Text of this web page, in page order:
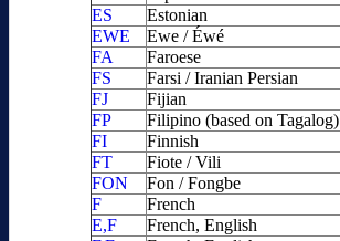
ES
Estonian
EWE
Ewe / Éwé
FA
Faroese
FS
Farsi / Iranian Persian
FJ
Fijian
FP
Filipino (based on Tagalog)
FI
Finnish
FT
Fiote / Vili
FON
Fon / Fongbe
F
French
E,F
French, English